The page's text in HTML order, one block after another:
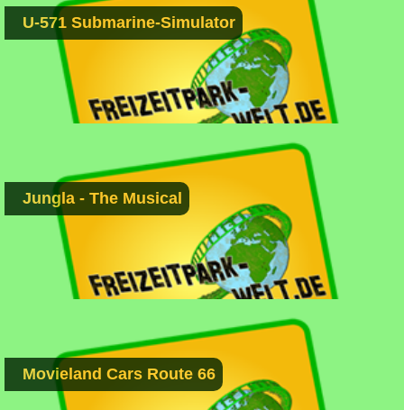
U-571 Submarine-Simulator
Jungla - The Musical
Movieland Cars Route 66